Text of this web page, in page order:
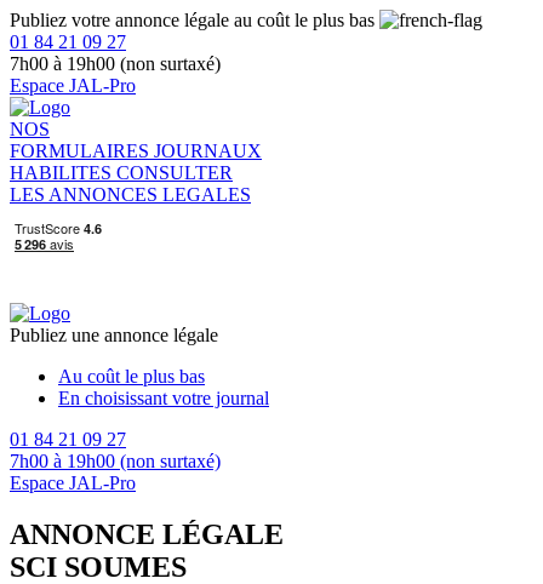
Publiez votre annonce légale au coût le plus bas
01 84 21 09 27
7h00 à 19h00 (non surtaxé)
Espace JAL-Pro
NOS
FORMULAIRES JOURNAUX
HABILITES CONSULTER
LES ANNONCES LEGALES
Publiez une annonce légale
Au coût le plus bas
En choisissant votre journal
01 84 21 09 27
7h00 à 19h00 (non surtaxé)
Espace JAL-Pro
ANNONCE LÉGALE
SCI SOUMES